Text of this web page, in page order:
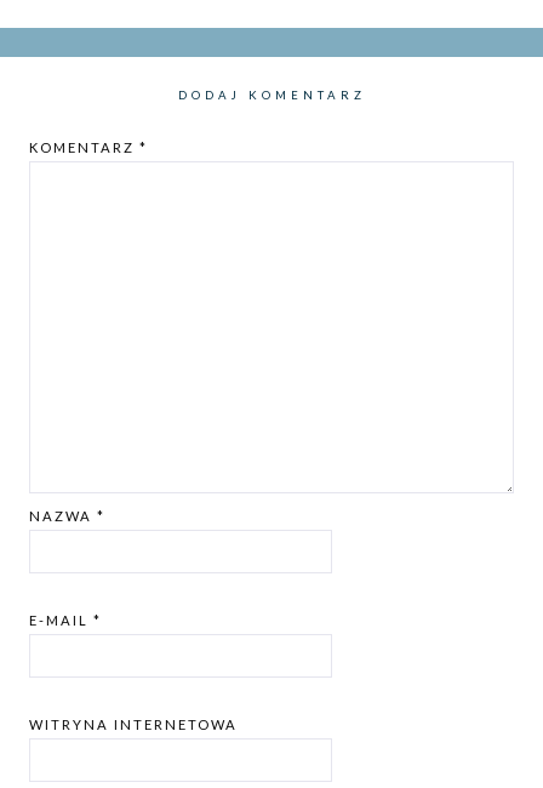
DODAJ KOMENTARZ
KOMENTARZ *
NAZWA *
E-MAIL *
WITRYNA INTERNETOWA